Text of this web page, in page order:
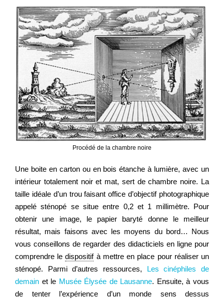
Procédé de la chambre noire
Une boite en carton ou en bois étanche à lumière, avec un
intérieur totalement noir et mat, sert de chambre noire. La
taille idéale d’un trou faisant office d’objectif photographique
appelé sténopé se situe entre 0,2 et 1 millimètre. Pour
obtenir une image, le papier baryté donne le meilleur
résultat, mais faisons avec les moyens du bord… Nous
vous conseillons de regarder des didacticiels en ligne pour
comprendre ledispositifà mettre en place pour réaliser un
sténopé. Parmi d’autres ressources, Les cinéphiles de
demain et le Musée Élysée de Lausanne. Ensuite, à vous
de tenter l’expérience d’un monde sens dessus